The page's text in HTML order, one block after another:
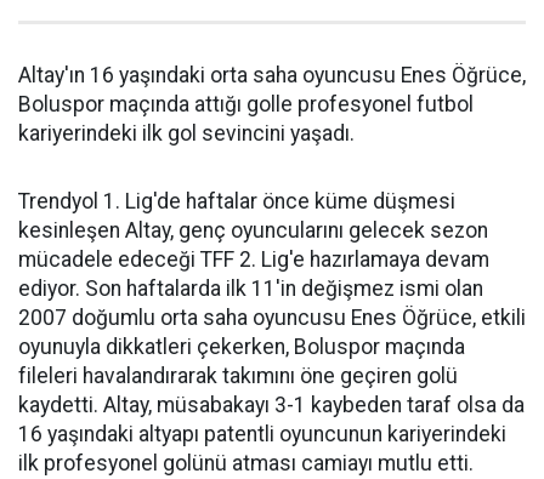
Altay'ın 16 yaşındaki orta saha oyuncusu Enes Öğrüce,
Boluspor maçında attığı golle profesyonel futbol
kariyerindeki ilk gol sevincini yaşadı.
Trendyol 1. Lig'de haftalar önce küme düşmesi
kesinleşen Altay, genç oyuncularını gelecek sezon
mücadele edeceği TFF 2. Lig'e hazırlamaya devam
ediyor. Son haftalarda ilk 11'in değişmez ismi olan
2007 doğumlu orta saha oyuncusu Enes Öğrüce, etkili
oyunuyla dikkatleri çekerken, Boluspor maçında
fileleri havalandırarak takımını öne geçiren golü
kaydetti. Altay, müsabakayı 3-1 kaybeden taraf olsa da
16 yaşındaki altyapı patentli oyuncunun kariyerindeki
ilk profesyonel golünü atması camiayı mutlu etti.